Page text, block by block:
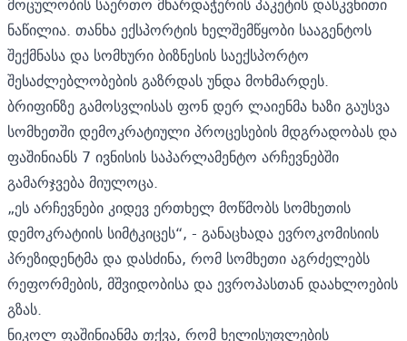
ნაწილია. თანხა ექსპორტის ხელშემწყობი სააგენტოს
შექმნასა და სომხური ბიზნესის საექსპორტო
შესაძლებლობების გაზრდას უნდა მოხმარდეს.
ბრიფინზე გამოსვლისას ფონ დერ ლაიენმა ხაზი გაუსვა
სომხეთში დემოკრატიული პროცესების მდგრადობას და
ფაშინიანს 7 ივნისის საპარლამენტო არჩევნებში
გამარჯვება მიულოცა.
„ეს არჩევნები კიდევ ერთხელ მოწმობს სომხეთის
დემოკრატიის სიმტკიცეს“, - განაცხადა ევროკომისიის
პრეზიდენტმა და დასძინა, რომ სომხეთი აგრძელებს
რეფორმების, მშვიდობისა და ევროპასთან დაახლოების
გზას.
ნიკოლ ფაშინიანმა თქვა, რომ ხელისუფლების